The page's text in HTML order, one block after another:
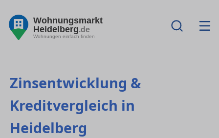
Wohnungsmarkt
Heidelberg.de
Wohnungen einfach finden
Zinsentwicklung &
Kreditvergleich in
Heidelberg